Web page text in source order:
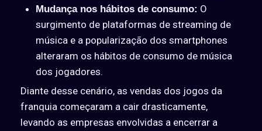
Mudança nos hábitos de consumo: O
surgimento de plataformas de streaming de
música e a popularização dos smartphones
alteraram os hábitos de consumo de música
dos jogadores.
Diante desse cenário, as vendas dos jogos da
franquia começaram a cair drasticamente,
levando as empresas envolvidas a encerrar a